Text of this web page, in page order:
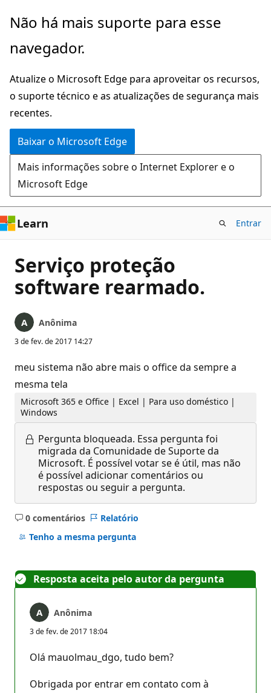
Pular
o
principal
Não há mais suporte para esse
navegador.
Atualize o Microsoft Edge para aproveitar os recursos,
o suporte técnico e as atualizações de segurança mais
recentes.
Baixar o Microsoft Edge
Mais informações sobre o Internet Explorer e o
Microsoft Edge
Learn Entrar
Serviço proteção
software rearmado.
Anônima
3 de fev. de 2017 14:27
meu sistema não abre mais o office da sempre a
mesma tela
Microsoft 365 e Office | Excel | Para uso doméstico |
Windows
Pergunta bloqueada. Essa pergunta foi
migrada da Comunidade de Suporte da
Microsoft. É possível votar se é útil, mas não
é possível adicionar comentários ou
respostas ou seguir a pergunta.
0 comentários
Sem
comentários
Relatório
Tenho a mesma pergunta
Resposta aceita pelo autor da pergunta
Anônima
3 de fev. de 2017 18:04
Olá mauolmau_dgo, tudo bem?
Obrigada por entrar em contato com à